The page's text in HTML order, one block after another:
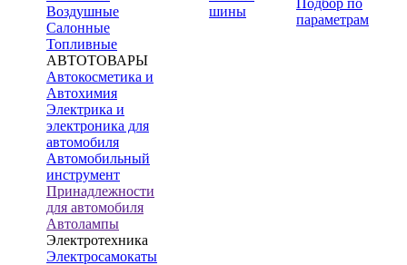
Воздушные
Салонные
Топливные
АВТОТОВАРЫ
Автокосметика и
Автохимия
Электрика и
электроника для
автомобиля
Автомобильный
инструмент
Принадлежности
для автомобиля
Автолампы
Электротехника
Электросамокаты
шины
параметрам